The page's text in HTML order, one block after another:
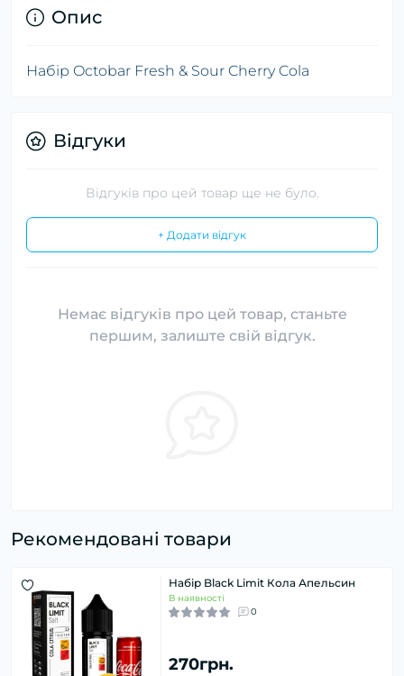
Опис
Набір Octobar Fresh & Sour Cherry Cola
Відгуки
Відгуків про цей товар ще не було.
+ Додати відгук
Немає відгуків про цей товар, станьте
першим, залиште свій відгук.
Рекомендовані товари
Набір Black Limit Кола Апельсин
В наявності
0
270грн.